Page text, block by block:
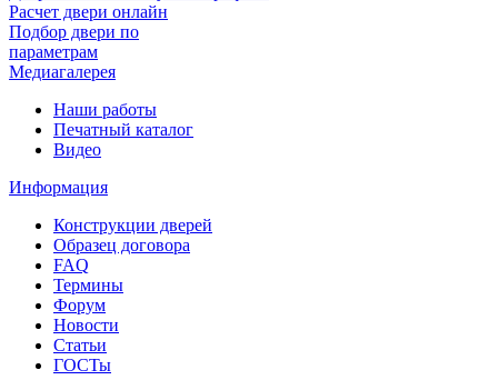
Расчет двери онлайн
Подбор двери по
параметрам
Медиагалерея
Наши работы
Печатный каталог
Видео
Информация
Конструкции дверей
Образец договора
FAQ
Термины
Форум
Новости
Статьи
ГОСТы